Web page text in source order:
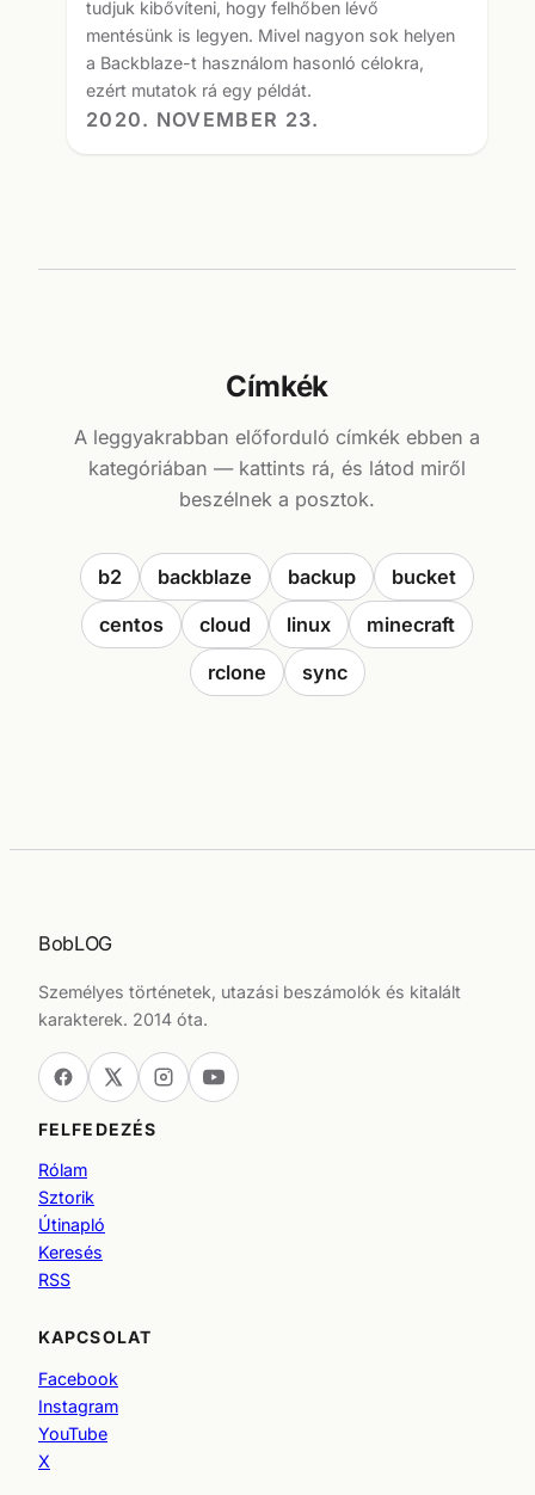
tudjuk kibővíteni, hogy felhőben lévő
mentésünk is legyen. Mivel nagyon sok helyen
a Backblaze-t használom hasonló célokra,
ezért mutatok rá egy példát.
2020. NOVEMBER 23.
Címkék
A leggyakrabban előforduló címkék ebben a
kategóriában — kattints rá, és látod miről
beszélnek a posztok.
b2 backblaze backup
bucket
centos
cloud linux
minecraft
rclone
sync
BobLOG
Személyes történetek, utazási beszámolók és kitalált
karakterek. 2014 óta.
FELFEDEZÉS
Rólam
Sztorik
Útinapló
Keresés
RSS
KAPCSOLAT
Facebook
Instagram
YouTube
X